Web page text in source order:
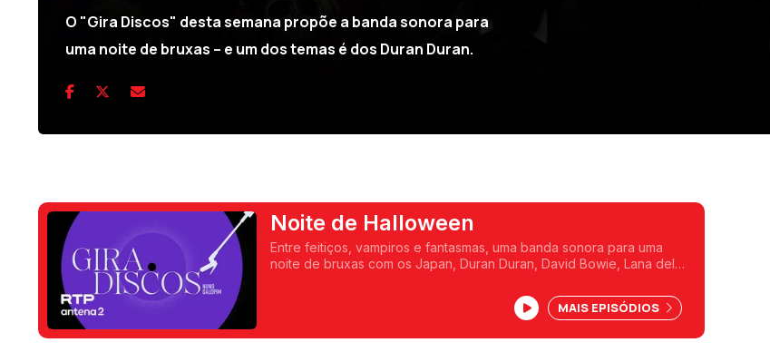
O "Gira Discos" desta semana propõe a banda sonora para
uma noite de bruxas – e um dos temas é dos Duran Duran.
Noite de Halloween
Entre feitiços, vampiros e fantasmas, uma banda sonora para uma
noite de bruxas com os Japan, Duran Duran, David Bowie, Lana del
MAIS EPISÓDIOS